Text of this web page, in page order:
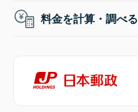
料金を計算・調べる